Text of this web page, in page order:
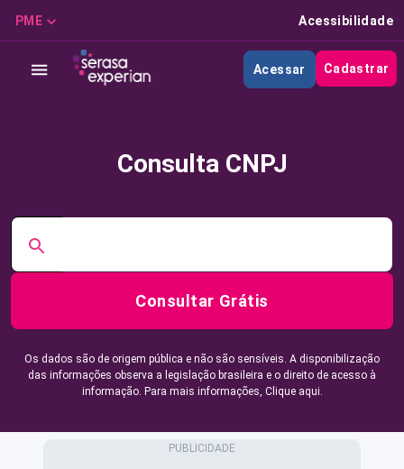
PME Acessibilidade
Acessar Cadastrar
Consulta CNPJ
Consultar Grátis
Os dados são de origem pública e não são sensíveis. A disponibilização
das informações observa a legislação brasileira e o direito de acesso à
informação. Para mais informações, Clique aqui.